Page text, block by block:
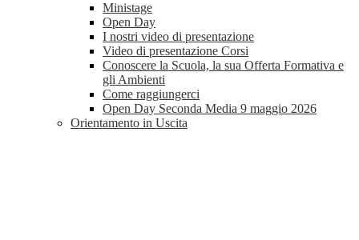
Ministage
Open Day
I nostri video di presentazione
Video di presentazione Corsi
Conoscere la Scuola, la sua Offerta Formativa e
gli Ambienti
Come raggiungerci
Open Day Seconda Media 9 maggio 2026
Orientamento in Uscita